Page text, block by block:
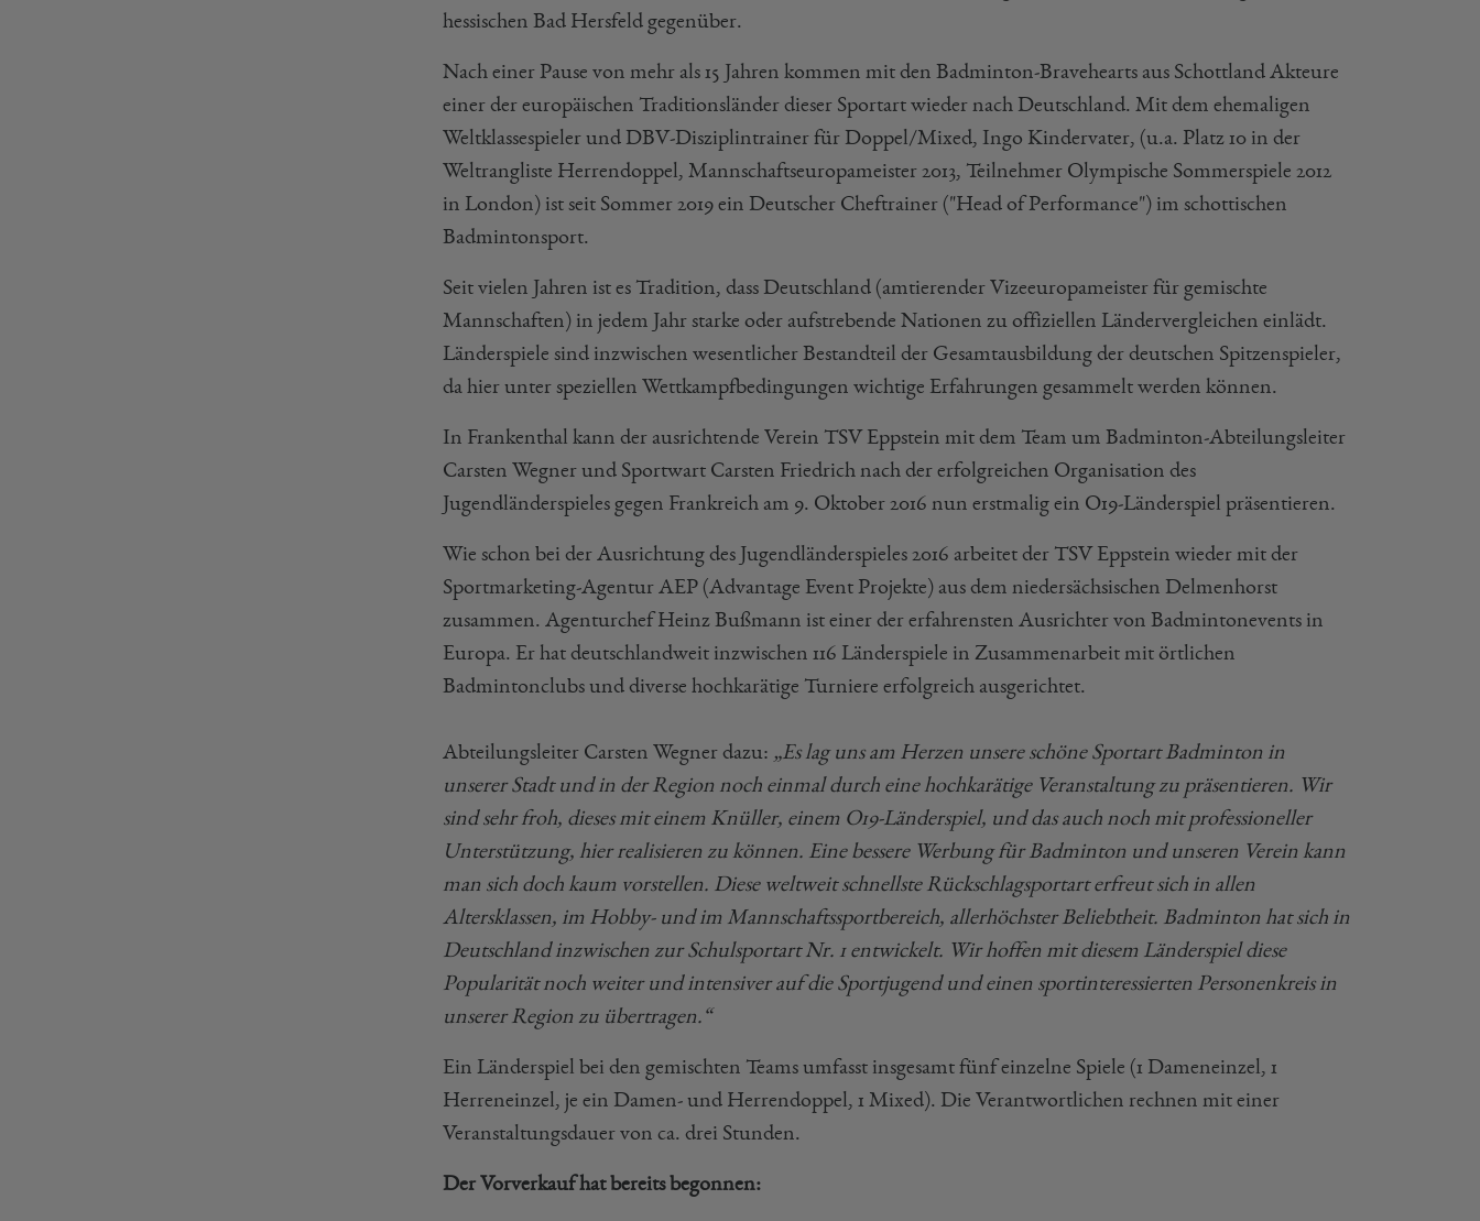
hessischen Bad Hersfeld gegenüber.
Nach einer Pause von mehr als 15 Jahren kommen mit den Badminton-Bravehearts aus Schottland Akteure
einer der europäischen Traditionsländer dieser Sportart wieder nach Deutschland. Mit dem ehemaligen
Weltklassespieler und DBV-Disziplintrainer für Doppel/Mixed, Ingo Kindervater, (u.a. Platz 10 in der
Weltrangliste Herrendoppel, Mannschaftseuropameister 2013, Teilnehmer Olympische Sommerspiele 2012
in London) ist seit Sommer 2019 ein Deutscher Cheftrainer ("Head of Performance") im schottischen
Badmintonsport.
Seit vielen Jahren ist es Tradition, dass Deutschland (amtierender Vizeeuropameister für gemischte
Mannschaften) in jedem Jahr starke oder aufstrebende Nationen zu offiziellen Ländervergleichen einlädt.
Länderspiele sind inzwischen wesentlicher Bestandteil der Gesamtausbildung der deutschen Spitzenspieler,
da hier unter speziellen Wettkampfbedingungen wichtige Erfahrungen gesammelt werden können.
In Frankenthal kann der ausrichtende Verein TSV Eppstein mit dem Team um Badminton-Abteilungsleiter
Carsten Wegner und Sportwart Carsten Friedrich nach der erfolgreichen Organisation des
Jugendländerspieles gegen Frankreich am 9. Oktober 2016 nun erstmalig ein O19-Länderspiel präsentieren.
Wie schon bei der Ausrichtung des Jugendländerspieles 2016 arbeitet der TSV Eppstein wieder mit der
Sportmarketing-Agentur AEP (Advantage Event Projekte) aus dem niedersächsischen Delmenhorst
zusammen. Agenturchef Heinz Bußmann ist einer der erfahrensten Ausrichter von Badmintonevents in
Europa. Er hat deutschlandweit inzwischen 116 Länderspiele in Zusammenarbeit mit örtlichen
Badmintonclubs und diverse hochkarätige Turniere erfolgreich ausgerichtet.
Abteilungsleiter Carsten Wegner dazu: „Es lag uns am Herzen unsere schöne Sportart Badminton in
unserer Stadt und in der Region noch einmal durch eine hochkarätige Veranstaltung zu präsentieren. Wir
sind sehr froh, dieses mit einem Knüller, einem O19-Länderspiel, und das auch noch mit professioneller
Unterstützung, hier realisieren zu können. Eine bessere Werbung für Badminton und unseren Verein kann
man sich doch kaum vorstellen. Diese weltweit schnellste Rückschlagsportart erfreut sich in allen
Altersklassen, im Hobby- und im Mannschaftssportbereich, allerhöchster Beliebtheit. Badminton hat sich in
Deutschland inzwischen zur Schulsportart Nr. 1 entwickelt. Wir hoffen mit diesem Länderspiel diese
Popularität noch weiter und intensiver auf die Sportjugend und einen sportinteressierten Personenkreis in
unserer Region zu übertragen.“
Ein Länderspiel bei den gemischten Teams umfasst insgesamt fünf einzelne Spiele (1 Dameneinzel, 1
Herreneinzel, je ein Damen- und Herrendoppel, 1 Mixed). Die Verantwortlichen rechnen mit einer
Veranstaltungsdauer von ca. drei Stunden.
Der Vorverkauf hat bereits begonnen: